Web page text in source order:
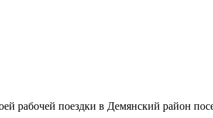
рабочей поездки в Демянский район